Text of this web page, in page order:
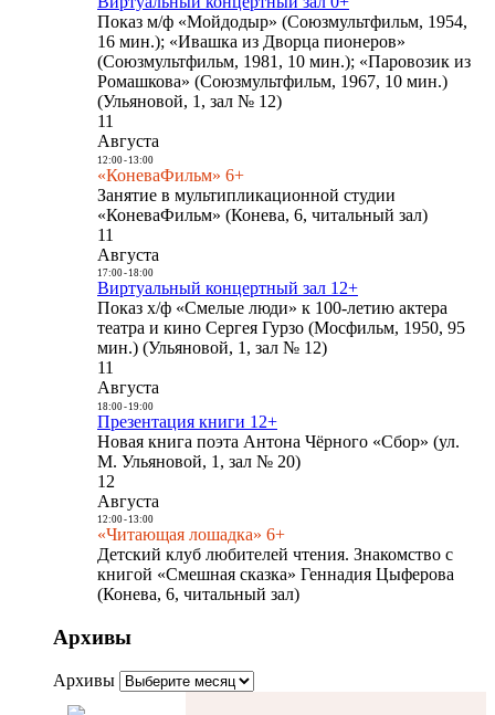
Показ м/ф «Мойдодыр» (Союзмультфильм, 1954,
16 мин.); «Ивашка из Дворца пионеров»
(Союзмультфильм, 1981, 10 мин.); «Паровозик из
Ромашкова» (Союзмультфильм, 1967, 10 мин.)
(Ульяновой, 1, зал № 12)
11
Августа
12:00- 13:00
«КоневаФильм» 6+
Занятие в мультипликационной студии
«КоневаФильм» (Конева, 6, читальный зал)
11
Августа
17:00- 18:00
Виртуальный концертный зал 12+
Показ х/ф «Смелые люди» к 100-летию актера
театра и кино Сергея Гурзо (Мосфильм, 1950, 95
мин.) (Ульяновой, 1, зал № 12)
11
Августа
18:00- 19:00
Презентация книги 12+
Новая книга поэта Антона Чёрного «Сбор» (ул.
М. Ульяновой, 1, зал № 20)
12
Августа
12:00- 13:00
«Читающая лошадка» 6+
Детский клуб любителей чтения. Знакомство с
книгой «Смешная сказка» Геннадия Цыферова
(Конева, 6, читальный зал)
Архивы
Архивы